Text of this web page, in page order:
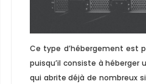
Ce type d’hébergement est
puisqu’il consiste à héberger
qui abrite déjà de nombreux